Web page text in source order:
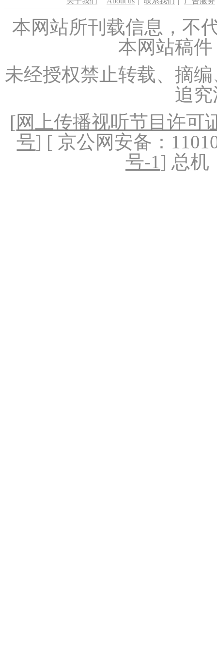
本网站所刊载信息，不
本网站稿
未经授权禁止转载、摘
追
[网上传播视听节目许可
号] [ 京公网安备：
号-1] 总机